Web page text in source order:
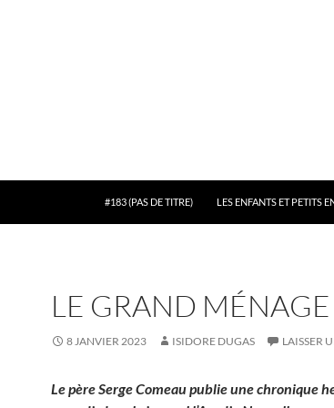
#183 (PAS DE TITRE) LES ENFANTS ET PETITS
LE GRAND MÉNAGE
8 JANVIER 2023 ISIDORE DUGAS LAISSER
Le père Serge Comeau publie une chronique